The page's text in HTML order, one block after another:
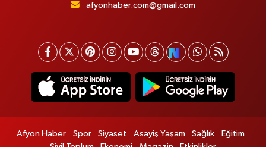
afyonhaber.com@gmail.com
Afyon Haber Spor Siyaset Asayiş Yaşam Sağlık
Eğitim